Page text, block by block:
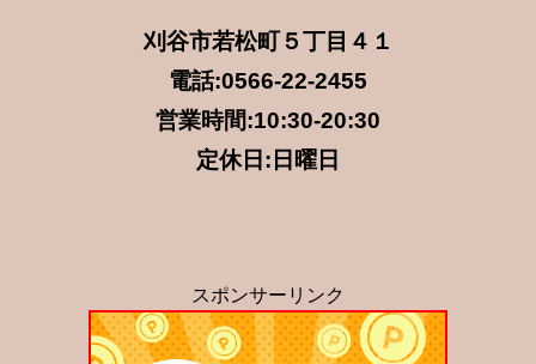
刈谷市若松町５丁目４１
電話:0566-22-2455
営業時間:10:30-20:30
定休日:日曜日
スポンサーリンク